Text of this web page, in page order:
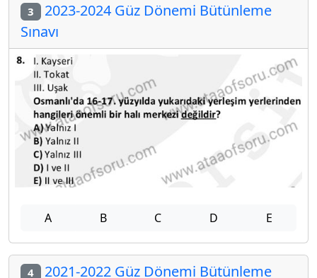
3 2023-2024 Güz Dönemi Bütünleme
Sınavı
A B C D E
4 2021-2022 Güz Dönemi Bütünleme